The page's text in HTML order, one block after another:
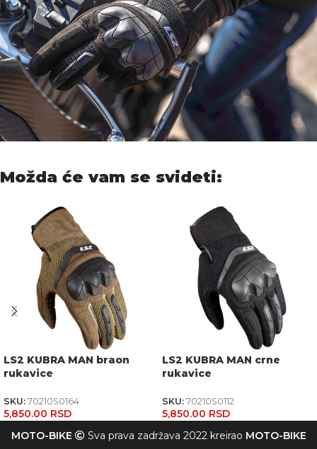
Dodatne informacije
Možda će vam se svideti:
LS2 KUBRA MAN braon
rukavice
SKU: 70210S0164
5,850.00 RSD
LS2 KUBRA MAN crne
rukavice
SKU: 70210S0112
5,850.00 RSD
MOTO-BIKE
Sva prava zadržava 2022 kreirao MOTO-BIKE